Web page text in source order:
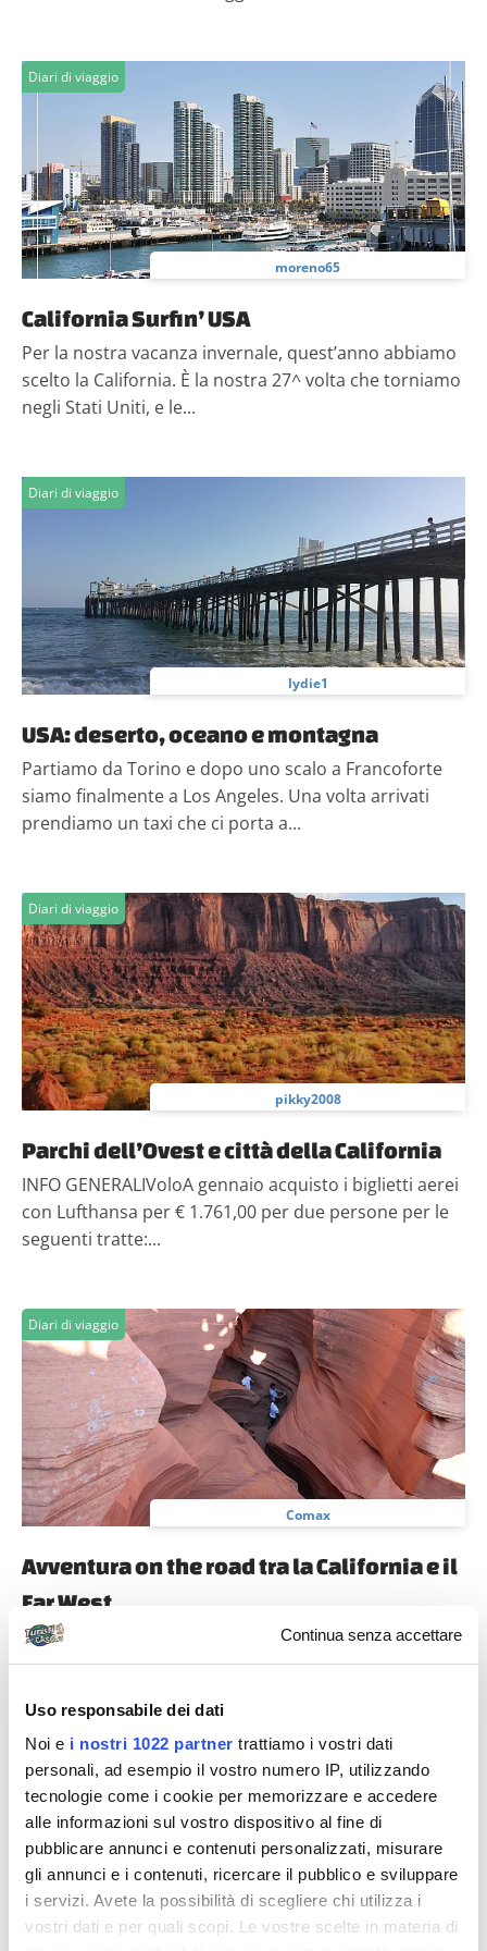
Continua senza accettare
Uso responsabile dei dati
Noi e i nostri 1022 partner trattiamo i vostri dati
personali, ad esempio il vostro numero IP, utilizzando
tecnologie come i cookie per memorizzare e accedere
alle informazioni sul vostro dispositivo al fine di
pubblicare annunci e contenuti personalizzati, misurare
gli annunci e i contenuti, ricercare il pubblico e sviluppare
i servizi. Avete la possibilità di scegliere chi utilizza i
vostri dati e per quali scopi. Le vostre scelte in materia di
Diari di viaggio
moreno65
California Surfin’ USA
Per la nostra vacanza invernale, quest’anno abbiamo
scelto la California. È la nostra 27^ volta che torniamo
negli Stati Uniti, e le...
Diari di viaggio
lydie1
USA: deserto, oceano e montagna
Partiamo da Torino e dopo uno scalo a Francoforte
siamo finalmente a Los Angeles. Una volta arrivati
prendiamo un taxi che ci porta a...
Diari di viaggio
pikky2008
Parchi dell’Ovest e città della California
INFO GENERALIVoloA gennaio acquisto i biglietti aerei
con Lufthansa per € 1.761,00 per due persone per le
seguenti tratte:...
Diari di viaggio
Comax
Avventura on the road tra la California e il
Far West
Il sogno di un viaggio in California e nei parchi USA
l'avevamo coltivato da tempo e finalmente, in una
Diari di viaggio